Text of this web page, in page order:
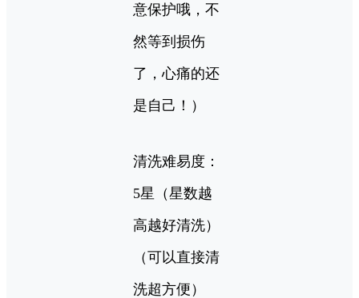
意保护哦，不
然等到损伤
了，心痛的还
是自己！）
清洗难易度：
5星（星数越
高越好清洗）
（可以直接清
洗超方便）